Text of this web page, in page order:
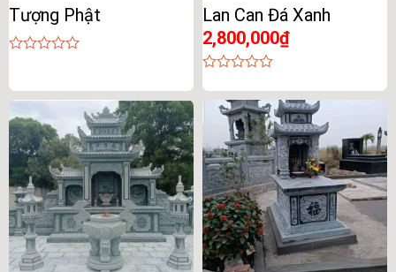
Tượng Phật
of
Lan Can Đá Xanh
2,800,000₫
5